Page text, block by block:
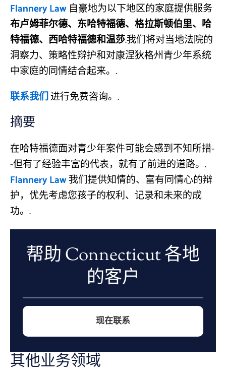
Flannery Law 自豪地为以下地区的家庭提供服务
布卢姆菲尔德、东哈特福德、格拉斯顿伯里、哈
特福德、西哈特福德和温莎.我们将对当地法院的
洞察力、策略性辩护和对康涅狄格州青少年系统
中家庭的同情结合起来。.
联系我们进行免费咨询。.
摘要
在哈特福德面对青少年案件可能会感到不知所措-
-但有了经验丰富的代表，就有了前进的道路。.
Flannery Law我们提供知情的、富有同情心的辩
护，优先考虑您孩子的权利、记录和未来的成
功。.
帮助 Connecticut 各地
的客户
现在联系
其他业务领域